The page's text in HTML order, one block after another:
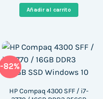
era:
1.121,00 €.
Añadir al carrito
-82%
HP Compaq 4300 SFF / i7-